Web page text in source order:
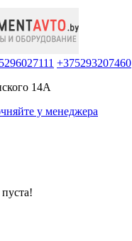
+375293207460
14А
у менеджера